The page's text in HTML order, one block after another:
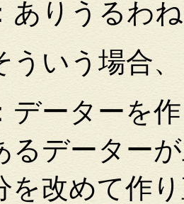
ありうるわ
ういう場合
データーを
るデーター
を改めて作